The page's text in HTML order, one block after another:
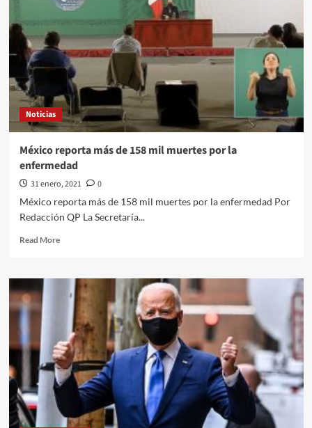
la
9
del
Trolebús
Noticias
México reporta más de 158 mil muertes por la
enfermedad
31 enero, 2021
0
México reporta más de 158 mil muertes por la enfermedad Por
Redacción QP La Secretaría...
Read MoreRead
México
reporta
más
158
mil
muertes
por
la
enfermedad